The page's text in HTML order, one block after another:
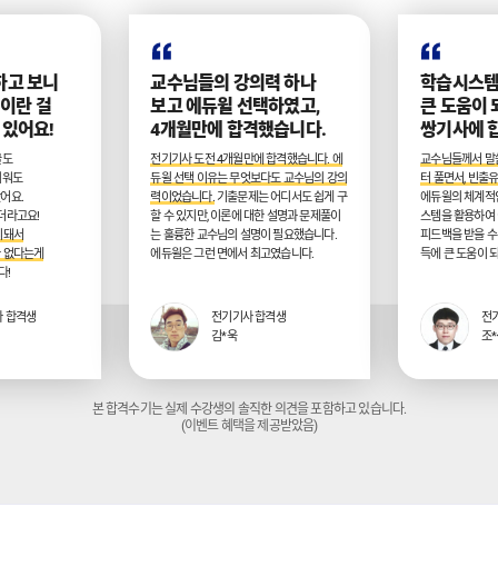
보니
란 걸
어요!
도
요.
라고요!
서
다는게
!
합격생
교수님들의 강의력 하나
보고 에듀윌 선택하였고,
4개월만에 합격했습니다.
전기기사 도전 4개월만에 합격했습니다. 에
듀윌 선택 이유는 무엇보다도 교수님의 강의
력이었습니다.기출문제는 어디서도 쉽게 구
할 수 있지만, 이론에 대한 설명과 문제풀이
는 훌륭한 교수님의 설명이 필요했습니다.
에듀윌은 그런 면에서 최고였습니다.
전기기사 합격생
김*욱
학습시스
큰 도움이
쌍기사에
교수님들께서
터 풀면서, 빈출
에듀윌의 체계적
스템을 활용하여
피드백을 받을
득에 큰 도움이
전
조*
본 합격수기는 실제 수강생의 솔직한 의견을 포함하고 있습니다.
(이벤트 혜택을 제공받았음)